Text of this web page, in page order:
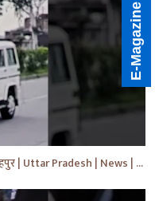
पूर्व सांसद अतीक का बेटा अहमद अली पहुंचे फतेहपुर | Uttar Pradesh | News | #shorts #yt #news #upnews
E-Magazine